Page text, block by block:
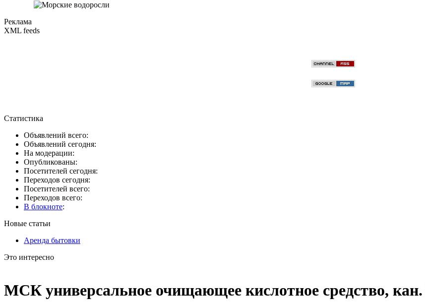
Реклама
XML feeds
Статистика
Объявлений всего:
Объявлений сегодня:
На модерации:
Опубликованы:
Посетителей сегодня:
Переходов сегодня:
Посетителей всего:
Переходов всего:
В блокноте:
Новые статьи
Аренда бытовки
Это интересно
МСК универсальное очищающее кислотное средство, кан.